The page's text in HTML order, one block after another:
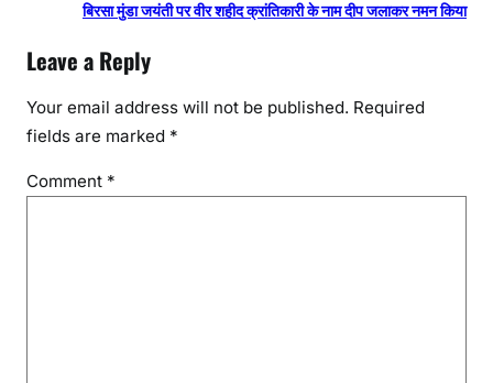
बिरसा मुंडा जयंती पर वीर शहीद क्रांतिकारी के नाम दीप जलाकर नमन किया
Leave a Reply
Your email address will not be published. Required
fields are marked *
Comment *